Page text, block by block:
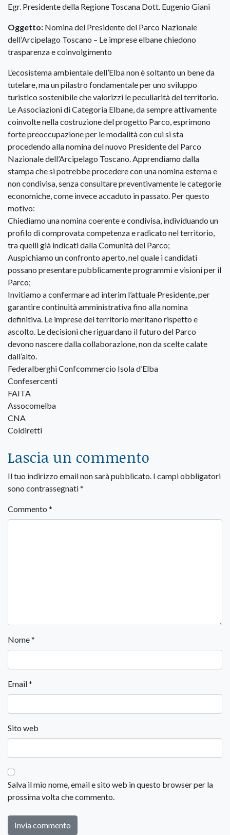
Egr. Presidente della Regione Toscana Dott. Eugenio Giani
Oggetto: Nomina del Presidente del Parco Nazionale
dell’Arcipelago Toscano – Le imprese elbane chiedono
trasparenza e coinvolgimento
L’ecosistema ambientale dell’Elba non è soltanto un bene da
tutelare, ma un pilastro fondamentale per uno sviluppo
turistico sostenibile che valorizzi le peculiarità del territorio.
Le Associazioni di Categoria Elbane, da sempre attivamente
coinvolte nella costruzione del progetto Parco, esprimono
forte preoccupazione per le modalità con cui si sta
procedendo alla nomina del nuovo Presidente del Parco
Nazionale dell’Arcipelago Toscano. Apprendiamo dalla
stampa che si potrebbe procedere con una nomina esterna e
non condivisa, senza consultare preventivamente le categorie
economiche, come invece accaduto in passato. Per questo
motivo:
Chiediamo una nomina coerente e condivisa, individuando un
profilo di comprovata competenza e radicato nel territorio,
tra quelli già indicati dalla Comunità del Parco;
Auspichiamo un confronto aperto, nel quale i candidati
possano presentare pubblicamente programmi e visioni per il
Parco;
Invitiamo a confermare ad interim l’attuale Presidente, per
garantire continuità amministrativa fino alla nomina
definitiva. Le imprese del territorio meritano rispetto e
ascolto. Le decisioni che riguardano il futuro del Parco
devono nascere dalla collaborazione, non da scelte calate
dall’alto.
Federalberghi Confcommercio Isola d’Elba
Confesercenti
FAITA
Assocomelba
CNA
Coldiretti
Lascia un commento
Il tuo indirizzo email non sarà pubblicato. I campi obbligatori
sono contrassegnati*
Commento *
Nome*
Email*
Sito web
Salva il mio nome, email e sito web in questo browser per la
prossima volta che commento.